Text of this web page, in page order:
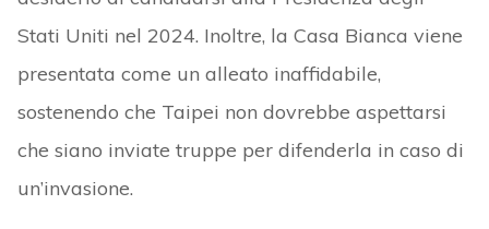
Stati Uniti nel 2024. Inoltre, la Casa Bianca viene
presentata come un alleato inaffidabile,
sostenendo che Taipei non dovrebbe aspettarsi
che siano inviate truppe per difenderla in caso di
un’invasione.